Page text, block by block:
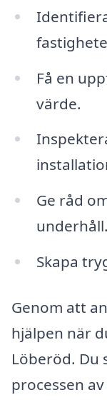
Få en
värde.
Ge råd
underhåll.
Skapa
Genom att
hjälpen när
Löberöd. Du
processen